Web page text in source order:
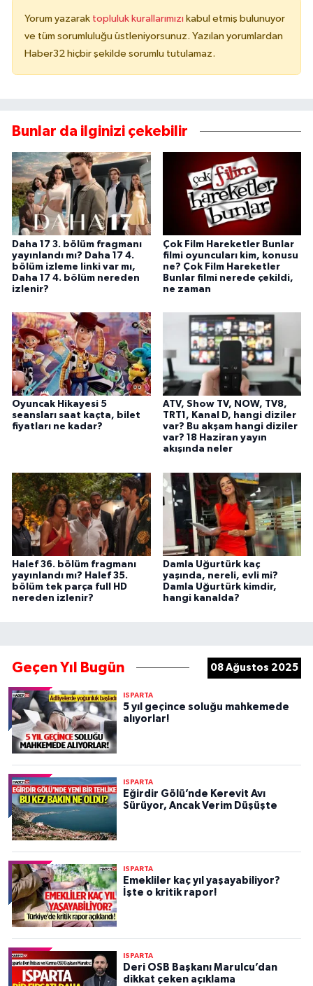
Yorum yazarak topluluk kurallarımızı kabul etmiş bulunuyor
ve tüm sorumluluğu üstleniyorsunuz. Yazılan yorumlardan
Haber32 hiçbir şekilde sorumlu tutulamaz.
Bunlar da ilginizi çekebilir
Daha 17 3. bölüm fragmanı
yayınlandı mı? Daha 17 4.
bölüm izleme linki var mı,
Daha 17 4. bölüm nereden
izlenir?
Çok Film Hareketler Bunlar
filmi oyuncuları kim, konusu
ne? Çok Film Hareketler
Bunlar filmi nerede çekildi,
ne zaman
Oyuncak Hikayesi 5
seansları saat kaçta, bilet
fiyatları ne kadar?
ATV, Show TV, NOW, TV8,
TRT1, Kanal D, hangi diziler
var? Bu akşam hangi diziler
var? 18 Haziran yayın
akışında neler
Halef 36. bölüm fragmanı
yayınlandı mı? Halef 35.
bölüm tek parça full HD
nereden izlenir?
Damla Uğurtürk kaç
yaşında, nereli, evli mi?
Damla Uğurtürk kimdir,
hangi kanalda?
Geçen Yıl Bugün 08 Ağustos 2025
ISPARTA
5 yıl geçince soluğu mahkemede
alıyorlar!
ISPARTA
Eğirdir Gölü’nde Kerevit Avı
Sürüyor, Ancak Verim Düşüşte
ISPARTA
Emekliler kaç yıl yaşayabiliyor?
İşte o kritik rapor!
ISPARTA
Deri OSB Başkanı Marulcu’dan
dikkat çeken açıklama